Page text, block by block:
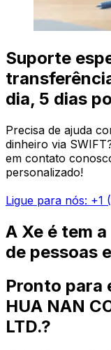
Suporte
dia, 5 dias
Precisa de ajuda
dinheiro via
em contato
personalizado!
Ligue para nós: +1
A Xe é tem
de pessoas
Pronto para
HUA NAN
LTD.?